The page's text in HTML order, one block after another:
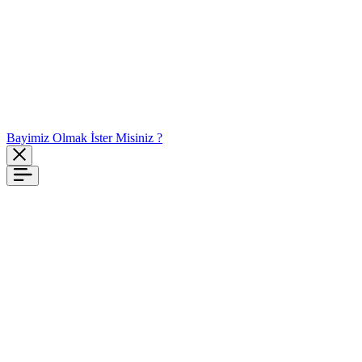
Bayimiz Olmak İster Misiniz ?